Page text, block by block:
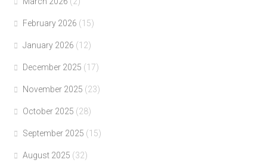
February 2026 (15)
January 2026 (12)
December 2025 (17)
November 2025 (23)
October 2025 (28)
September 2025 (15)
August 2025 (32)